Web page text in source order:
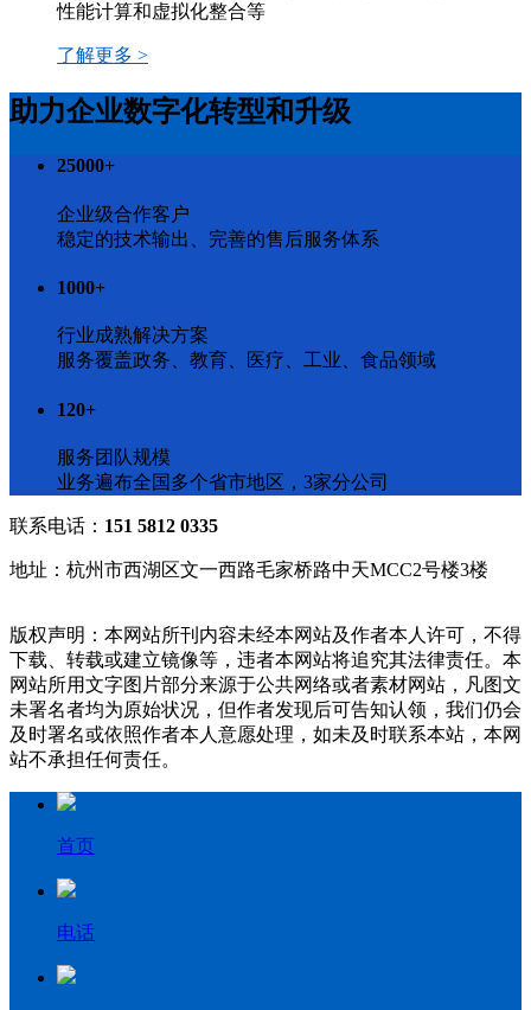
性能计算和虚拟化整合等
了解更多 >
助力企业数字化转型和升级
25000+
企业级合作客户
稳定的技术输出、完善的售后服务体系
1000+
行业成熟解决方案
服务覆盖政务、教育、医疗、工业、食品领域
120+
服务团队规模
业务遍布全国多个省市地区，3家分公司
联系电话： 151 5812 0335
地址：杭州市西湖区文一西路毛家桥路中天MCC2号楼3楼
版权声明：本网站所刊内容未经本网站及作者本人许可，不得
下载、转载或建立镜像等，违者本网站将追究其法律责任。本
网站所用文字图片部分来源于公共网络或者素材网站，凡图文
未署名者均为原始状况，但作者发现后可告知认领，我们仍会
及时署名或依照作者本人意愿处理，如未及时联系本站，本网
站不承担任何责任。
首页
电话